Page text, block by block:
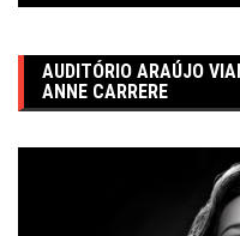
AUDITÓRIO ARAÚJO
ANNE CARRERE